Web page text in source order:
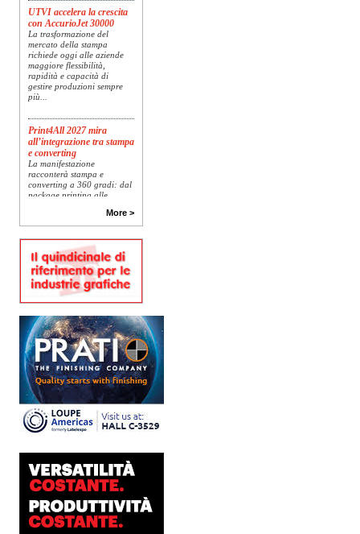
UTVI accelera la crescita
con AccurioJet 30000
La trasformazione del
mercato della stampa
richiede oggi alle aziende
maggiore flessibilità,
rapidità e capacità di
gestire produzioni sempre
più...
Print4All 2027 mira
all’integrazione tra stampa
e converting
La manifestazione
racconterà stampa e
converting a 360 gradi: dal
package printing alle
alla visual communication.
Platinum Technologies
presenta SIGNATURE
Flatbed
Dopo anni di ricerca,
sviluppo e analisi
esigenze produttive del
mercato, Platinum
Technologies, centro
europeo di ricerca e...
Polyedra diventa un
marchio europeo: nasce
Polyedra Distribution
Group
Le società di distribuzione di
distribuzione in Italia,
Spagna, Francia e...
Kolor+Service e T&K
acquisiscono Tecnologie
More >